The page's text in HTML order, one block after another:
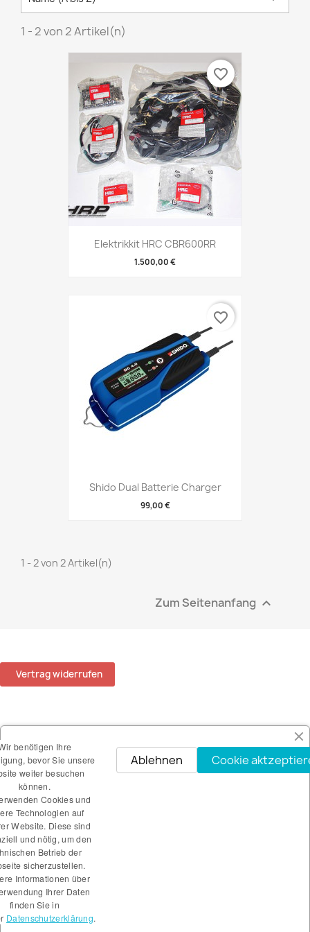
1 - 2 von 2 Artikel(n)
Elektrikkit HRC CBR600RR
1.500,00 €
favorite_border
Shido Dual Batterie Charger
99,00 €
favorite_border
1 - 2 von 2 Artikel(n)
Zum Seitenanfang 
Vertrag widerrufen
UNTERNEHMEN 
IHR KONTO
SHOP-EINSTELLUNGEN
INFORMATIONEN
Alle Preise verstehen sich inklusive Mehrwertsteuer und
benötigen Ihre
bevor Sie unsere
weiter besuchen
können.
Cookies und
Technologien auf
Website. Diese sind
und nötig, um den
Betrieb der
sicherzustellen.
Informationen über
Ihrer Daten
finden Sie in
Datenschutzerklärung.
Cookie
Ablehnen